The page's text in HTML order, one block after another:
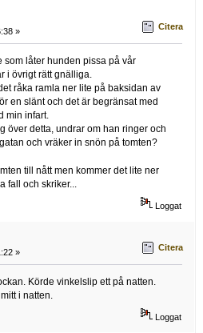
» Citera
som låter hunden pissa på vår
i övrigt rätt gnälliga.
råka ramla ner lite på baksidan av
en slänt och det är begränsat med
min infart.
över detta, undrar om han ringer och
och vräker in snön på tomten?
till nått men kommer det lite ner
fall och skriker...
Loggat
» Citera
Körde vinkelslip ett på natten.
i natten.
Loggat